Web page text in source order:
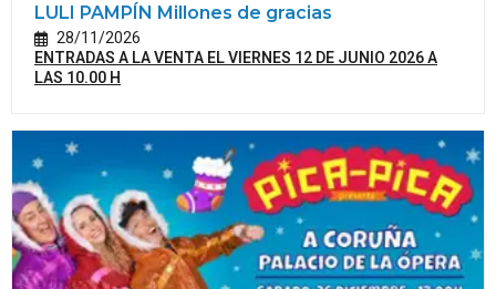
LULI PAMPÍN Millones de gracias
28/11/2026
ENTRADAS A LA VENTA EL VIERNES 12 DE JUNIO 2026 A
LAS 10.00 H